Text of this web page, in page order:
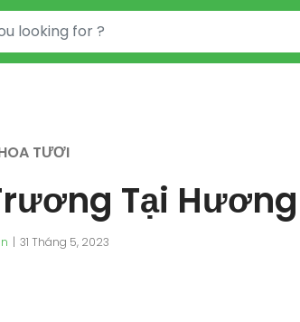
TƯƠI
Tại
31 Tháng 5, 2023